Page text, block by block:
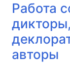
Работа
дикторы,
авторы